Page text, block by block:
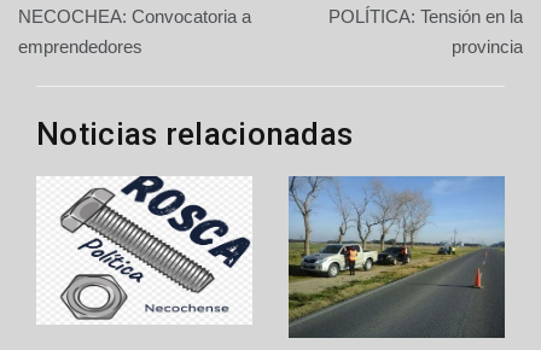
de
entradas
NECOCHEA: Convocatoria a
emprendedores
POLÍTICA: Tensión en la
provincia
Noticias relacionadas